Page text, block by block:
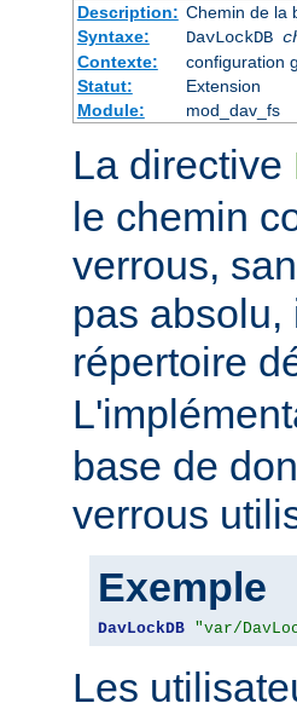
Description: Chemin de la
Syntaxe:
DavLockDB
Contexte:
configuration
Statut:
Extension
Module:
mod_dav_fs
La directive
le chemin
verrous,
pas absolu,
répertoire
base de
verrous
Exemple
DavLockDB "var/
Les